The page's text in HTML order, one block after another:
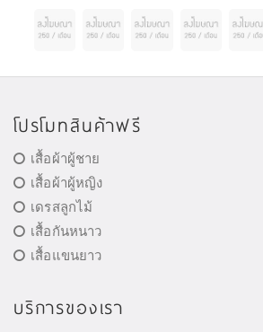
โปรโมทสินค้าฟรี
เสื้อผ้าผู้ชาย
เสื้อผ้าผู้หญิง
เดรสลูกไม้
เสื้อกันหนาว
เสื้อแขนยาว
บริการของเรา